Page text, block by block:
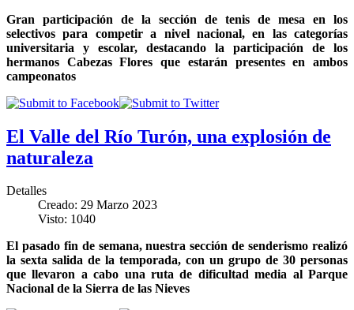
Gran participación de la sección de tenis de mesa en los
selectivos para competir a nivel nacional, en las categorías
universitaria y escolar, destacando la participación de los
hermanos Cabezas Flores que estarán presentes en ambos
campeonatos
El Valle del Río Turón, una explosión de
naturaleza
Detalles
Creado: 29 Marzo 2023
Visto: 1040
El pasado fin de semana, nuestra sección de senderismo realizó
la sexta salida de la temporada, con un grupo de 30 personas
que llevaron a cabo una ruta de dificultad media al Parque
Nacional de la Sierra de las Nieves